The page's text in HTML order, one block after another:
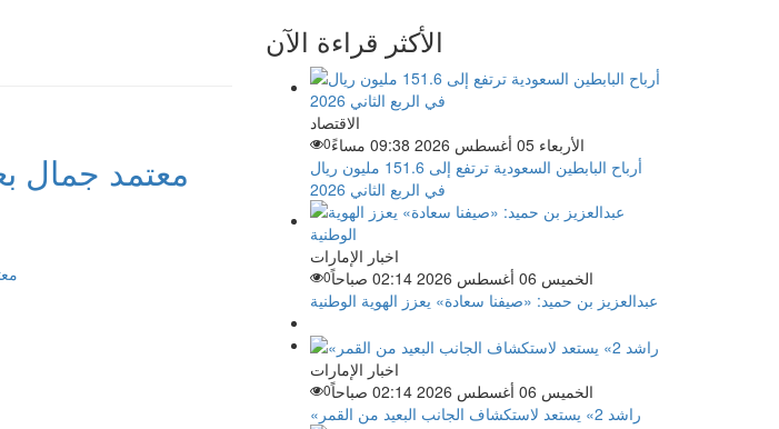
الأكثر قراءة الآن
الاقتصاد
الأربعاء 05 أغسطس 2026 09:38 مساءً
0
أرباح البابطين السعودية ترتفع إلى 151.6 مليون ريال
في الربع الثاني 2026
اخبار الإمارات
الخميس 06 أغسطس 2026 02:14 صباحاً
0
عبدالعزيز بن حميد: «صيفنا سعادة» يعزز الهوية الوطنية
اخبار الإمارات
الخميس 06 أغسطس 2026 02:14 صباحاً
0
«راشد 2» يستعد لاستكشاف الجانب البعيد من القمر